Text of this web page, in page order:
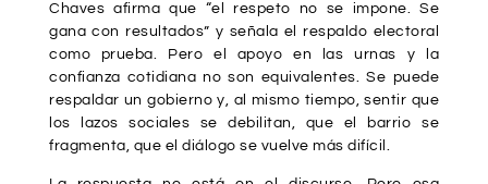
Chaves afirma que “el respeto no se impone. Se
gana con resultados” y señala el respaldo electoral
como prueba. Pero el apoyo en las urnas y la
confianza cotidiana no son equivalentes. Se puede
respaldar un gobierno y, al mismo tiempo, sentir que
los lazos sociales se debilitan, que el barrio se
fragmenta, que el diálogo se vuelve más difícil.